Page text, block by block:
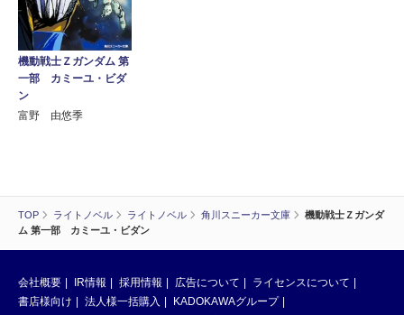
TOP ライトノベル ライトノベル 角川スニーカー文庫
機動戦士Ｚガンダ
ム 第一部 カミーユ・ビダン
機動戦士Ｚガンダム 第
一部 カミーユ・ビダ
ン
富野 由悠季
会社概要 IR情報 採用情報 広告について
ライセンスについて
書店様向け
法人様一括購入
KADOKAWAグループ